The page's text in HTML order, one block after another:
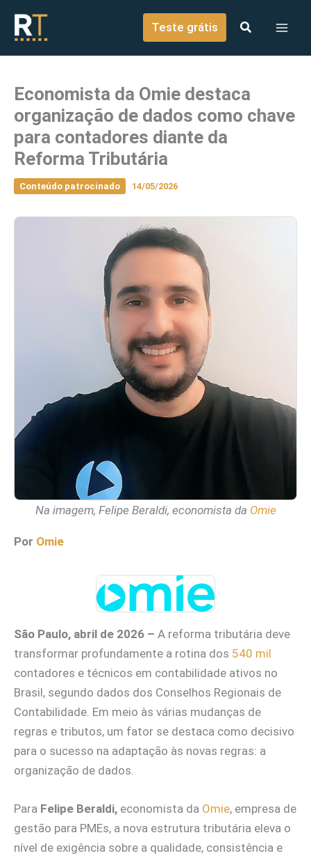
conteúdo
Teste grátis
Economista da Omie destaca
organização de dados como chave
para contadores diante da
Reforma Tributária
Conteúdo patrocinado 14/05/2026
Na imagem, Felipe Beraldi, economista da Omie
Por Omie
São Paulo, abril de 2026 – A reforma tributária deve
transformar profundamente a rotina dos 540 mil
contadores e técnicos em contabilidade ativos no
Brasil, segundo dados dos Conselhos Regionais de
Contabilidade. Em meio às várias mudanças de
regras e tributos, um fator se destaca como decisivo
para o sucesso na adaptação às novas regras: a
organização de dados.
Para Felipe Beraldi, economista da Omie, empresa de
gestão para PMEs, a nova estrutura tributária eleva o
nível de exigência sobre a qualidade, consistência e